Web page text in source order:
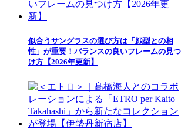
似合うサングラスの選び方は「顔型との相
性」が重要！バランスの良いフレームの見つ
け方【2026年更新】